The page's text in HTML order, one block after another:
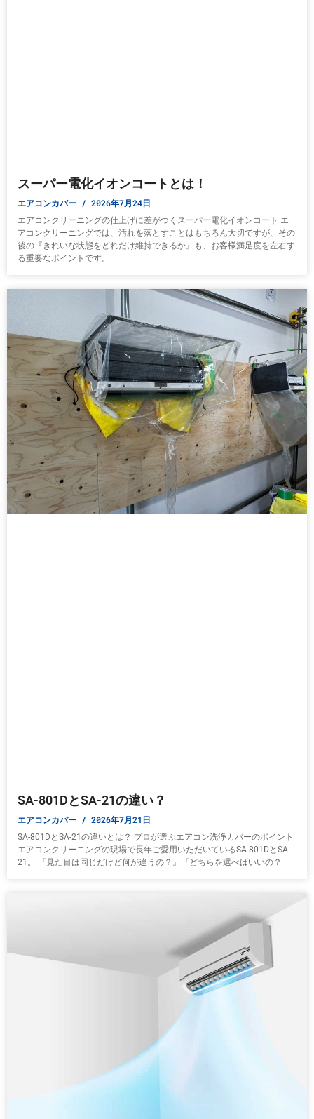
スーパー電化イオンコートとは！
エアコンカバー 2026年7月24日
エアコンクリーニングの仕上げに差がつくスーパー電化イオンコート エ
アコンクリーニングでは、汚れを落とすことはもちろん大切ですが、その
後の『きれいな状態をどれだけ維持できるか』も、お客様満足度を左右す
る重要なポイントです。
SA-801DとSA-21の違い？
エアコンカバー 2026年7月21日
SA-801DとSA-21の違いとは？ プロが選ぶエアコン洗浄カバーのポイント
エアコンクリーニングの現場で長年ご愛用いただいているSA-801DとSA-
21。 『見た目は同じだけど何が違うの？』『どちらを選べばいいの？